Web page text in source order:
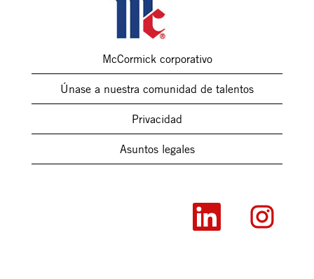
McCormick corporativo
Únase a nuestra comunidad de talentos
Privacidad
Asuntos legales
S
a
S